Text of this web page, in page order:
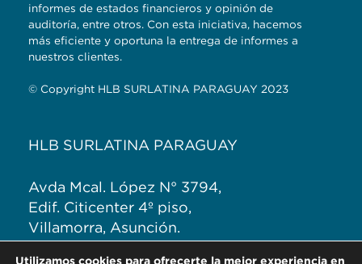
informes de estados financieros y opinión de
auditoría, entre otros. Con esta iniciativa, hacemos
más eficiente y oportuna la entrega de informes a
nuestros clientes.
© Copyright HLB SURLATINA PARAGUAY 2023
HLB SURLATINA PARAGUAY
Avda Mcal. López N° 3794,
Edif. Citicenter 4º piso,
Villamorra, Asunción.
Utilizamos cookies para ofrecerte la mejor experiencia en